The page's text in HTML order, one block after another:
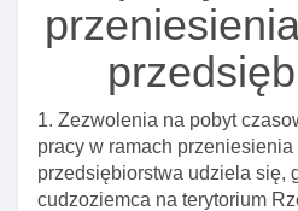
1. Zezwolenia na pobyt
pracy w ramach przeniesienia
przedsiębiorstwa udziela się,
cudzoziemca na terytorium
Art. 93. środki
lub unieważnieniu wizy
Art. 94. Wydanie I
lub unieważnieniu wizy
Art. 95. Informacja o
wizy wydanej w celu